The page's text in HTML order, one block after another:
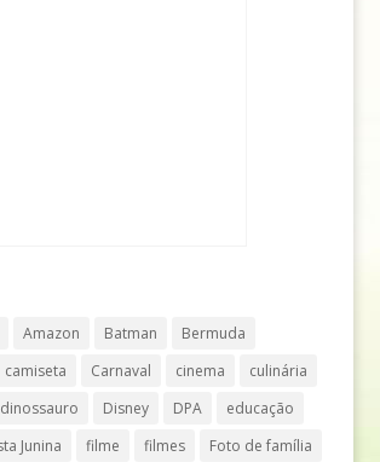
Amazon Batman
Bermuda
camiseta Carnaval cinema
culinária
dinossauro Disney DPA
educação
Junina filme filmes
Foto de família